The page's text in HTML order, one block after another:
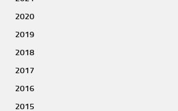
2020
2019
2018
2017
2016
2015